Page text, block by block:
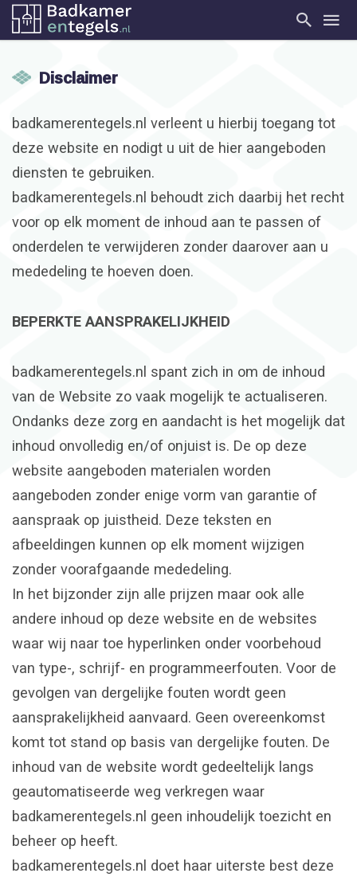
Disclaimer
badkamerentegels.nl verleent u hierbij toegang tot
deze website en nodigt u uit de hier aangeboden
diensten te gebruiken.
badkamerentegels.nl behoudt zich daarbij het recht
voor op elk moment de inhoud aan te passen of
onderdelen te verwijderen zonder daarover aan u
mededeling te hoeven doen.
BEPERKTE AANSPRAKELIJKHEID
badkamerentegels.nl spant zich in om de inhoud
van de Website zo vaak mogelijk te actualiseren.
Ondanks deze zorg en aandacht is het mogelijk dat
inhoud onvolledig en/of onjuist is. De op deze
website aangeboden materialen worden
aangeboden zonder enige vorm van garantie of
aanspraak op juistheid. Deze teksten en
afbeeldingen kunnen op elk moment wijzigen
zonder voorafgaande mededeling.
In het bijzonder zijn alle prijzen maar ook alle
andere inhoud op deze website en de websites
waar wij naar toe hyperlinken onder voorbehoud
van type-, schrijf- en programmeerfouten. Voor de
gevolgen van dergelijke fouten wordt geen
aansprakelijkheid aanvaard. Geen overeenkomst
komt tot stand op basis van dergelijke fouten. De
inhoud van de website wordt gedeeltelijk langs
geautomatiseerde weg verkregen waar
badkamerentegels.nl geen inhoudelijk toezicht en
beheer op heeft.
badkamerentegels.nl doet haar uiterste best deze